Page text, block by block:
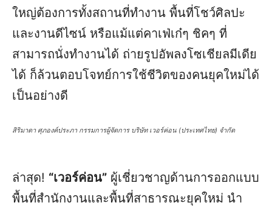
ใหญ่ต้องการทั้งสถานที่ทำงาน พื้นที่โชว์ศิลปะ
และงานดีไซน์ หรือแม้แต่คาเฟ่เก๋ๆ ชิคๆ ที่
สามารถนั่งทำงานได้ ถ่ายรูปอัพลงโซเชียลมีเดีย
ได้ ก็ล้วนตอบโจทย์การใช้ชีวิตของคนยุคใหม่ได้
เป็นอย่างดี
สิริมาดา ศุภองค์ประภา กรรมการผู้จัดการ บริษัท เวอร์ค่อน (ประเทศไทย) จำกัด
ล่าสุด! “เวอร์ค่อน” ผู้เชี่ยวชาญด้านการออกแบบ
พื้นที่สำนักงานและพื้นที่สาธารณะยุคใหม่ นำ